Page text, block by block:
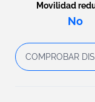
Movilidad
No
COMPROBAR